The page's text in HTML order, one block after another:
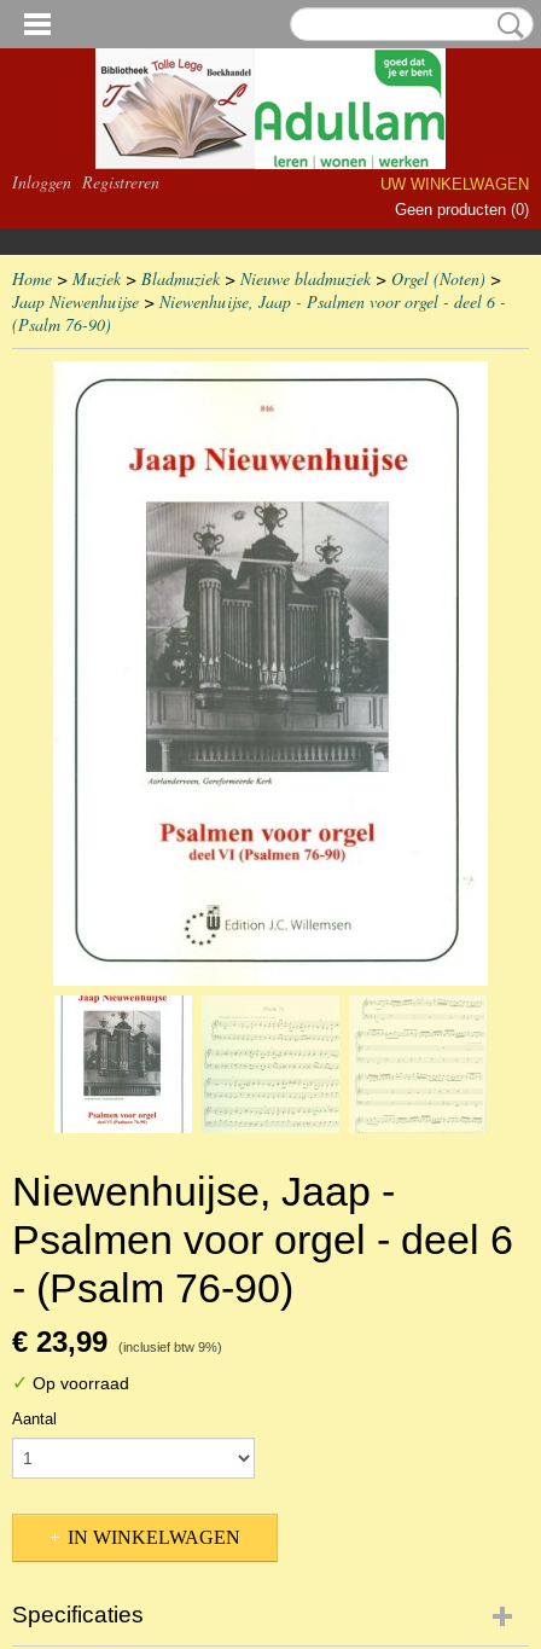
Inloggen Registreren
UW WINKELWAGEN
Geen producten (0)
Home > Muziek> Bladmuziek> Nieuwe bladmuziek> Orgel (Noten) >
Jaap Niewenhuijse > Niewenhuijse, Jaap - Psalmen voor orgel - deel 6 -
(Psalm 76-90)
Niewenhuijse, Jaap -
Psalmen voor orgel - deel 6
- (Psalm 76-90)
€ 23,99 (inclusief btw 9%)
✓ Op voorraad
Aantal
IN WINKELWAGEN
Specificaties